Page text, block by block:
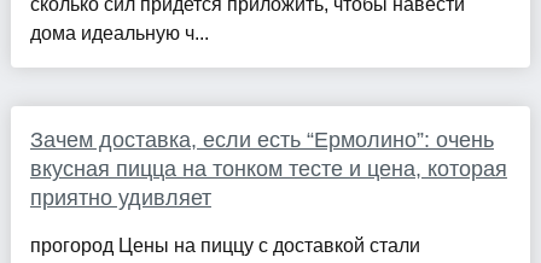
сколько сил придется приложить, чтобы навести
дома идеальную ч...
Зачем доставка, если есть “Ермолино”: очень
вкусная пицца на тонком тесте и цена, которая
приятно удивляет
прогород Цены на пиццу с доставкой стали